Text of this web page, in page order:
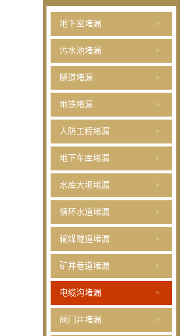
地下室堵漏
污水池堵漏
隧道堵漏
地铁堵漏
人防工程堵漏
地下车库堵漏
水库大坝堵漏
循环水道堵漏
输煤隧道堵漏
矿井巷道堵漏
电缆沟堵漏
阀门井堵漏